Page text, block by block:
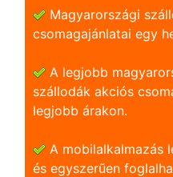
Magyarországi
csomagajánlatai egy
A legjobb
szállodák akciós
legjobb árakon.
A mobilalkalmazás
és egyszerũen